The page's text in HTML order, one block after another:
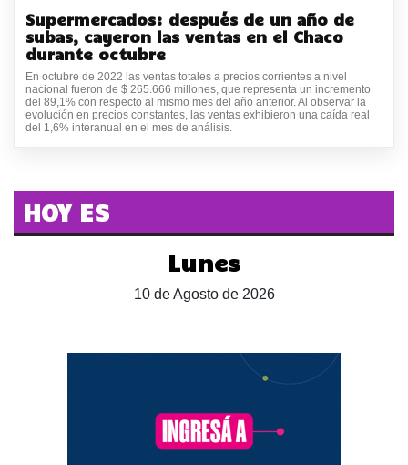
Supermercados: después de un año de
subas, cayeron las ventas en el Chaco
durante octubre
En octubre de 2022 las ventas totales a precios corrientes a nivel
nacional fueron de $ 265.666 millones, que representa un incremento
del 89,1% con respecto al mismo mes del año anterior. Al observar la
evolución en precios constantes, las ventas exhibieron una caída real
del 1,6% interanual en el mes de análisis.
HOY ES
Lunes
10 de Agosto de 2026